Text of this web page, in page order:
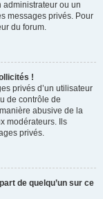
administrateur ou un
messages privés. Pour
du forum.
!
privés d’un utilisateur
de contrôle de
abusive de la
modérateurs. Ils
privés.
de quelqu’un sur ce